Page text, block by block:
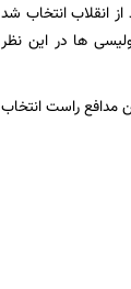
بعد از انقلاب انتخاب شد
ها در این نظر
مدافع راست انتخاب